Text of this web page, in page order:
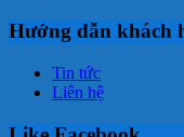
Hướng dẫn khách
Tin tức
Liên hệ